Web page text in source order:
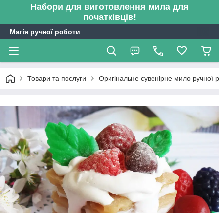
Набори для виготовлення мила для
початківців!
Магія ручної роботи
Товари та послуги Оригінальне сувенірне мило ручної